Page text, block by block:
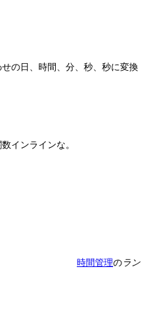
の日、時間、分、秒、秒に変換
インラインな。
時間管理のラン